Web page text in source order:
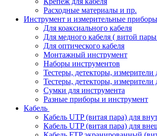
Расходные материалы и пр.
Инструмент и измерительные приборы
Для коаксиального кабеля
Для медного кабеля ( витой
Для оптического кабеля
Монтажный инструмент
Наборы инструментов
Тестеры, детекторы, измерители
Тестеры, детекторы, измерители
Сумки для инструмента
Разные приборы и инструмент
Кабель
Кабель UTP (витая пара) для
Кабель UTP (витая пара) для